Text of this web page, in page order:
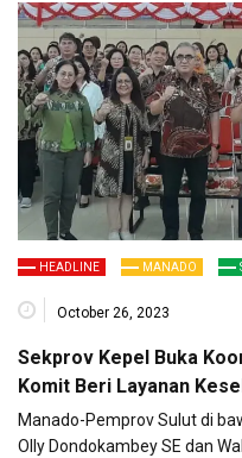
HEADLINE MANADO
October 26, 2023
Sekprov Kepel Buka
Komit Beri Layanan
Manado-Pemprov Sulut di
Olly Dondokambey SE dan